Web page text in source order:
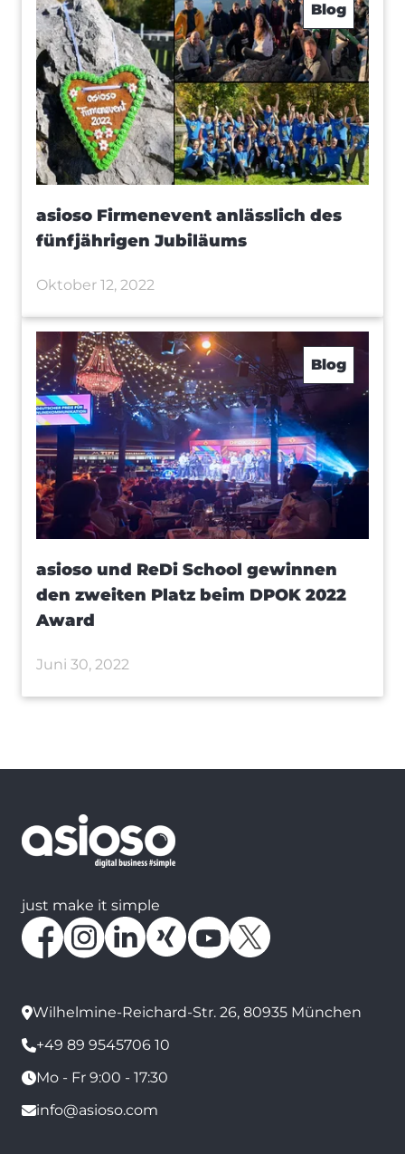
Blog
asioso Firmenevent anlässlich des
fünfjährigen Jubiläums
Oktober 12, 2022
Blog
asioso und ReDi School gewinnen
den zweiten Platz beim DPOK 2022
Award
Juni 30, 2022
just make it simple
Wilhelmine-Reichard-Str. 26, 80935 München
+49 89 9545706 10
Mo - Fr 9:00 - 17:30
info@asioso.com